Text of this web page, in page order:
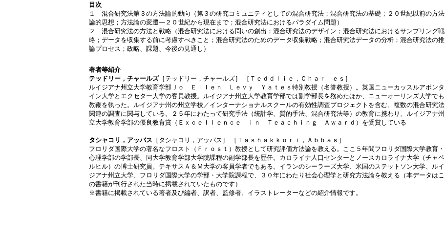
目次
１ 混合研究法第３の方法論的動向（第３の研究コミュニティとしての混合研究法；混合研究法の基礎；２０世紀以前の方法
論的思想；方法論の変遷―２０世紀から現在まで；混合研究法におけるパラダイム問題）
２ 混合研究法の方法と戦略（混合研究法における問いの創出；混合研究法のデザイン；混合研究法におけるサンプリング戦
略；データを収集する前に考慮すべきこと；混合研究法のためのデータ収集戦略；混合研究法データの分析；混合研究法の推
論プロセス；政略、課題、今後の見通し）
著者等紹介
テッドリー，チャールズ［テッドリー，チャールズ］ ［Ｔｅｄｄｌｉｅ，Ｃｈａｒｌｅｓ］
ルイジアナ州立大学教育学部Ｊｏ Ｅｌｌｅｎ Ｌｅｖｙ Ｙａｔｅｓ特別教授（名誉教授）。英国ニューカッスルアポンタ
イン大学とエクセター大学の客員教授。ルイジアナ州立大学教育学部では副学部長を務めたほか、ニューオーリンズ大学でも
教鞭を執った。ルイジアナ州の州立学校／インターナショナルスクールの有効性調査プロジェクトを含む、複数の混合研究法
関連の調査に関与している。２５年にわたって研究手法（統計学、質的手法、混合研究法等）の教育に携わり、ルイジアナ州
立大学教育学部の優良教育賞（Ｅｘｃｅｌｌｅｎｃｅ ｉｎ Ｔｅａｃｈｉｎｇ Ａｗａｒｄ）を受賞している
タシャコリ，アッバス ［タシャコリ，アッバス］ ［Ｔａｓｈａｋｋｏｒｉ，Ａｂｂａｓ］
フロリダ国際大学の著名なフロスト（Ｆｒｏｓｔ）教授として研究評価方法論を教える。ここ５年間フロリダ国際大学教育・
心理学部の学部長、同大学教育学部大学院課程の副学部長を歴任。カロライナ人口センターとノースカロライナ大学（チャペ
ルヒル）の博士研究員。テキサスＡ＆Ｍ大学の客員学者でもある。イランのシーラーズ大学、米国のステットソン大学、ルイ
ジアナ州立大学、フロリダ国際大学の学部・大学院課程で、３０年にわたり社会心理学と研究方法論を教える（本データはこ
の書籍が刊行された当時に掲載されていたものです）
※書籍に掲載されている著者及び編者、訳者、監修者、イラストレーターなどの紹介情報です。